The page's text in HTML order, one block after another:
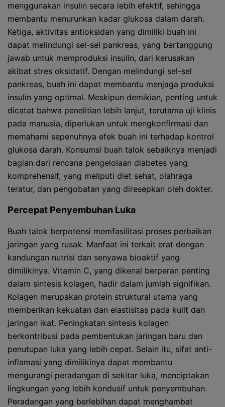
menggunakan insulin secara lebih efektif, sehingga
membantu menurunkan kadar glukosa dalam darah.
Ketiga, aktivitas antioksidan yang dimiliki buah ini
dapat melindungi sel-sel pankreas, yang bertanggung
jawab untuk memproduksi insulin, dari kerusakan
akibat stres oksidatif. Dengan melindungi sel-sel
pankreas, buah ini dapat membantu menjaga produksi
insulin yang optimal. Meskipun demikian, penting untuk
dicatat bahwa penelitian lebih lanjut, terutama uji klinis
pada manusia, diperlukan untuk mengkonfirmasi dan
memahami sepenuhnya efek buah ini terhadap kontrol
glukosa darah. Konsumsi buah talok sebaiknya menjadi
bagian dari rencana pengelolaan diabetes yang
komprehensif, yang meliputi diet sehat, olahraga
teratur, dan pengobatan yang diresepkan oleh dokter.
Percepat Penyembuhan Luka
Buah talok berpotensi memfasilitasi proses perbaikan
jaringan yang rusak. Manfaat ini terkait erat dengan
kandungan nutrisi dan senyawa bioaktif yang
dimilikinya. Vitamin C, yang dikenal berperan penting
dalam sintesis kolagen, hadir dalam jumlah signifikan.
Kolagen merupakan protein struktural utama yang
memberikan kekuatan dan elastisitas pada kulit dan
jaringan ikat. Peningkatan sintesis kolagen
berkontribusi pada pembentukan jaringan baru dan
penutupan luka yang lebih cepat. Selain itu, sifat anti-
inflamasi yang dimilikinya dapat membantu
mengurangi peradangan di sekitar luka, menciptakan
lingkungan yang lebih kondusif untuk penyembuhan.
Peradangan yang berlebihan dapat menghambat